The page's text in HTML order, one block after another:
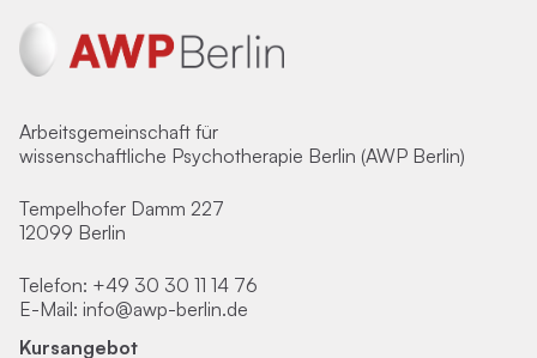
Arbeitsgemeinschaft für
wissenschaftliche Psychotherapie Berlin (AWP Berlin)
Tempelhofer Damm 227
12099 Berlin
Telefon: +49 30 30 11 14 76
E-Mail: info@awp-berlin.de
Kursangebot